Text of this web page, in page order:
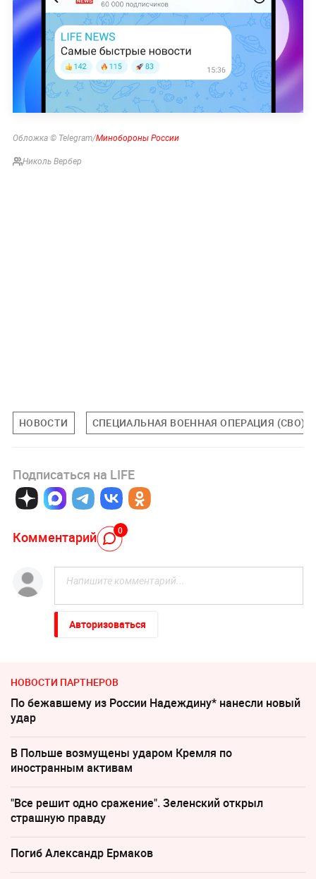
Обложка © Telegram/Минобороны России
Николь Вербер
НОВОСТИ СПЕЦИАЛЬНАЯ ВОЕННАЯ ОПЕРАЦИЯ (СВО)
Подписаться на LIFE
Комментарий 0
Авторизоваться
НОВОСТИ ПАРТНЕРОВ
По бежавшему из России Надеждину* нанесли новый
удар
В Польше возмущены ударом Кремля по
иностранным активам
"Все решит одно сражение". Зеленский открыл
страшную правду
Погиб Александр Ермаков